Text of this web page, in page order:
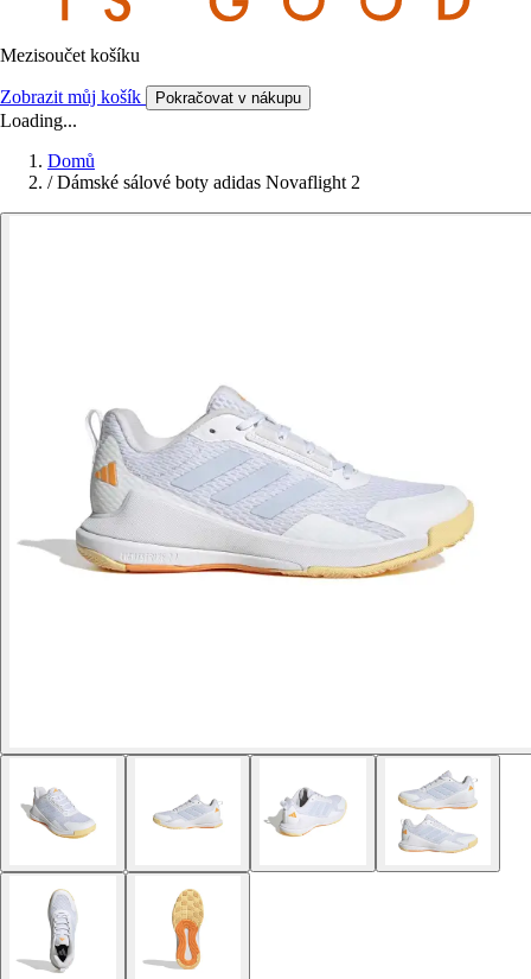
Mezisoučet košíku
Zobrazit můj košík Pokračovat v nákupu
Loading...
Domů
/ Dámské sálové boty adidas Novaflight 2